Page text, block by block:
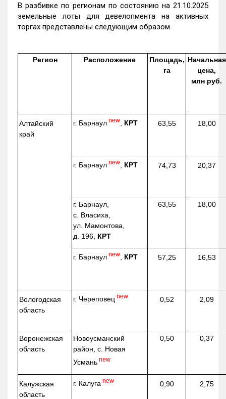
В разбивке по регионам по состоянию на 21.10.2025
земельные лоты для девелопмента на активных
торгах представлены следующим образом.
Регион Расположение
Площадь,
га
Начальная
цена,
млн руб.
Алтайский
край
г. Барнаул new, КРТ 63,55 18,00
г. Барнаул new, КРТ 74,73 20,37
г. Барнаул,
с. Власиха,
ул. Мамонтова,
д. 196, КРТ
63,55 18,00
г. Барнаул new, КРТ 57,25 16,53
Вологодская
область
г. Череповец new 0,52 2,09
Воронежская
область
Новоусманский
район, с. Новая
Усмань new
0,50 0,37
Калужская
область
г. Калуга new 0,90 2,75